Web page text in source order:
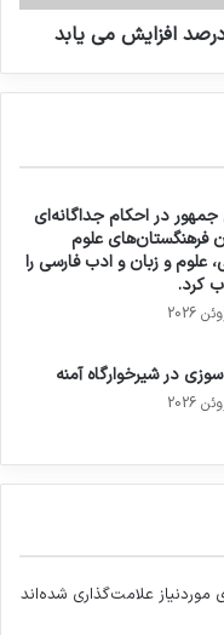
در احکام جداگانه‌ای
فرهنگستان‌های علوم
علوم و زبان و ادب فارسی را
کرد.
در شیرخوارگاه آمنه
علامت‌گذاری شده‌اند